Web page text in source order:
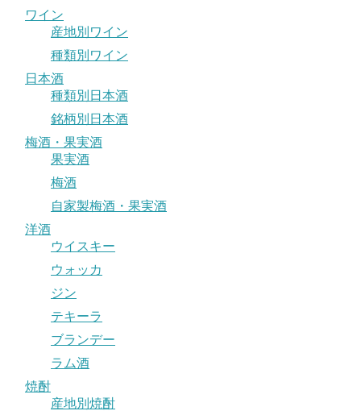
ワイン
産地別ワイン
種類別ワイン
日本酒
種類別日本酒
銘柄別日本酒
梅酒・果実酒
果実酒
梅酒
自家製梅酒・果実酒
洋酒
ウイスキー
ウォッカ
ジン
テキーラ
ブランデー
ラム酒
焼酎
産地別焼酎